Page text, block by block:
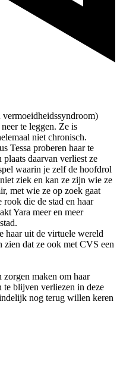
te leggen. Ze is
niet chronisch.
Tessa proberen haar te
daarvan verliest ze
waarin je zelf de hoofdrol
ziek en kan ze zijn wie ze
met wie ze op zoek gaat
die de stad en haar
Yara meer en meer
haar uit de virtuele wereld
zien dat ze ook met CVS een
maken om haar
te blijven verliezen in deze
nog terug willen keren